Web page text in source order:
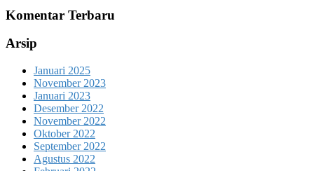
Komentar Terbaru
Arsip
Januari 2025
November 2023
Januari 2023
Desember 2022
November 2022
Oktober 2022
September 2022
Agustus 2022